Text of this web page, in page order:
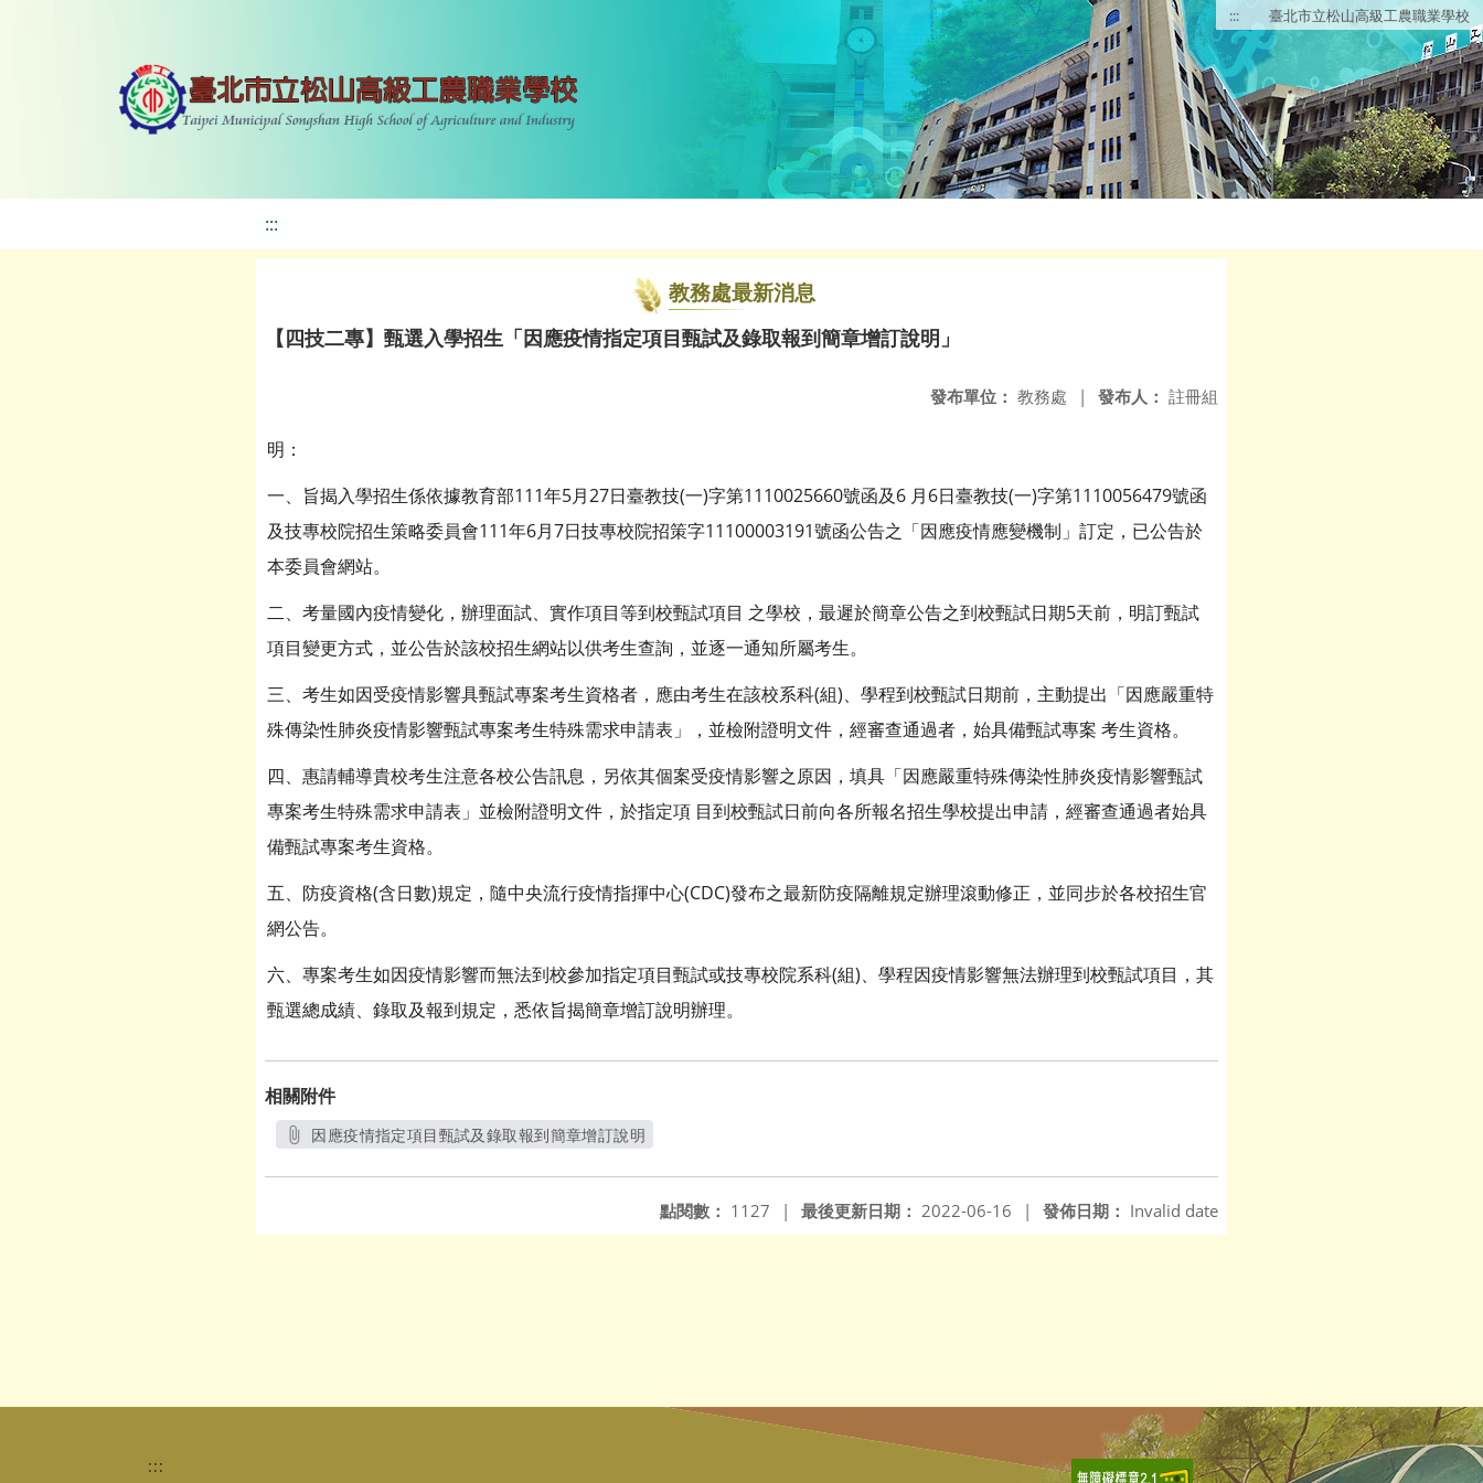
::: 臺北市立松山高級工農職業學校
:::
教務處最新消息
【四技二專】甄選入學招生「因應疫情指定項目甄試及錄取報到簡章增訂說明」
發布人： 註冊組
發布單位： 教務處 |
明：
一、旨揭入學招生係依據教育部111年5月27日臺教技(一)字第1110025660號函及6 月6日臺教技(一)字第1110056479號函
及技專校院招生策略委員會111年6月7日技專校院招策字11100003191號函公告之「因應疫情應變機制」訂定，已公告於
本委員會網站。
二、考量國內疫情變化，辦理面試、實作項目等到校甄試項目 之學校，最遲於簡章公告之到校甄試日期5天前，明訂甄試
項目變更方式，並公告於該校招生網站以供考生查詢，並逐一通知所屬考生。
三、考生如因受疫情影響具甄試專案考生資格者，應由考生在該校系科(組)、學程到校甄試日期前，主動提出「因應嚴重特
殊傳染性肺炎疫情影響甄試專案考生特殊需求申請表」，並檢附證明文件，經審查通過者，始具備甄試專案 考生資格。
四、惠請輔導貴校考生注意各校公告訊息，另依其個案受疫情影響之原因，填具「因應嚴重特殊傳染性肺炎疫情影響甄試
專案考生特殊需求申請表」並檢附證明文件，於指定項 目到校甄試日前向各所報名招生學校提出申請，經審查通過者始具
備甄試專案考生資格。
五、防疫資格(含日數)規定，隨中央流行疫情指揮中心(CDC)發布之最新防疫隔離規定辦理滾動修正，並同步於各校招生官
網公告。
六、專案考生如因疫情影響而無法到校參加指定項目甄試或技專校院系科(組)、學程因疫情影響無法辦理到校甄試項目，其
甄選總成績、錄取及報到規定，悉依旨揭簡章增訂說明辦理。
相關附件
因應疫情指定項目甄試及錄取報到簡章增訂說明
發佈日期： Invalid date
最後更新日期： 2022-06-16 |
點閱數： 1127 |
:::